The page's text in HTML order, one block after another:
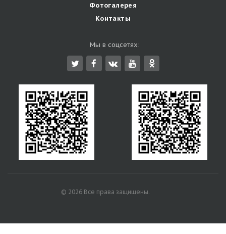
Фотогалерея
Контакты
Мы в соцсетях:
© 2026 Все права защищены.